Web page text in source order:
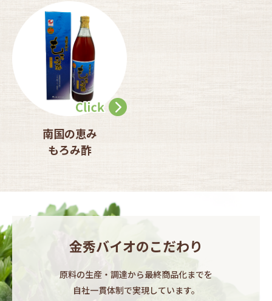
南国の恵み
もろみ酢
金秀バイオのこだわり
原料の生産・調達から最終商品化までを​
自社一貫体制で実現しています。​